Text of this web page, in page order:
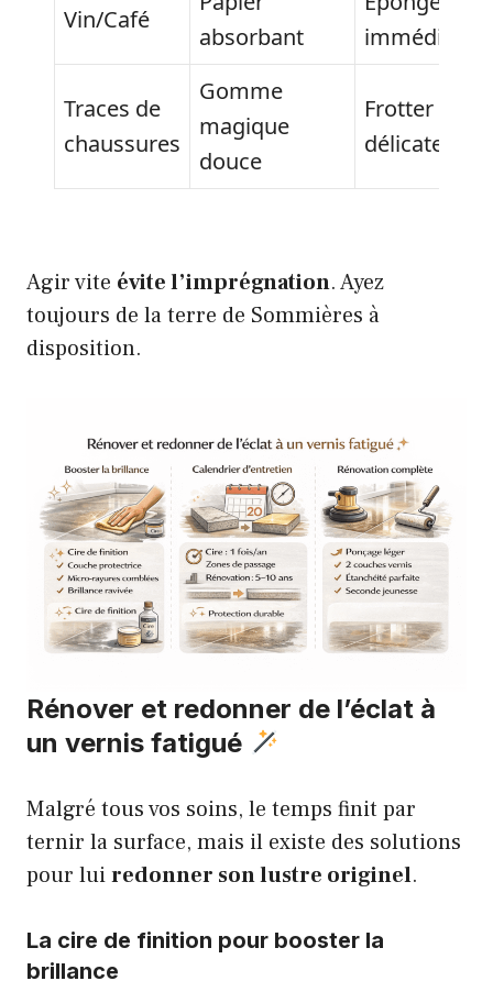
Vin/Café
absorbant
Traces de
chaussures
Gomme
magique
douce
Frotter
Agir vite évite l’imprégnation. Ayez
toujours de la terre de Sommières à
disposition.
Rénover et redonner de l’éclat à
un vernis fatigué
Malgré tous vos soins, le temps finit par
ternir la surface, mais il existe des solutions
pour luiredonner son lustre originel.
La cire de finition pour booster la
brillance